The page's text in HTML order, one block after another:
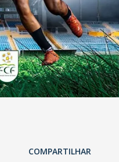
COMPARTILHAR